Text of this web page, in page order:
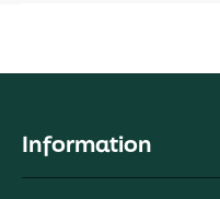
Information